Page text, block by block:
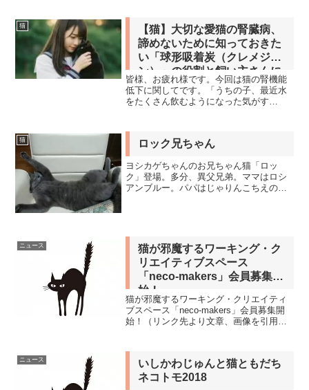
猫
【猫】大切な愛猫の腎臓病、
諦めないために知っておきた
い「球形吸着炭（クレメジ
ン）」の役割と飼い主さんに
できること
皆様、お疲れ様です。今回は猫の腎機能
低下に関してです。「うちの子、最近水
をたくさん飲むようになった気がす
病』って言われた…これからどうなるん
だろう…」愛する猫ちゃんの...
猫 ロック兄ちゃん
ヨシカゲちゃんのお兄ちゃん猫「ロッ
ク」登場。多分、異父兄弟。ママはロシ
アンブルー。パパはじゃりんこちえの小
ニュース
猫が邪魔するワーキング・ク
リエイティブスペース
「neco-makers」会員募集開
始！
猫が邪魔するワーキング・クリエイティ
ブスペース「neco-makers」会員募集開
始！（リンク先より文章、画像を引用し
交流拠点「SANCHACO」で、1...
ニュース
いしかわじゅんと猫ともだち
ネコトモ2018